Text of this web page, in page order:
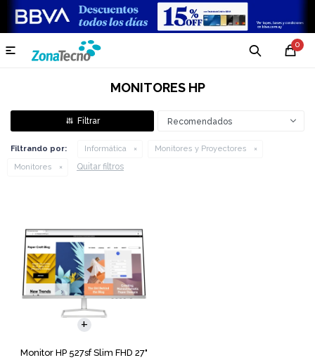
0

MONITORES HP
Recomendados
Filtrando por: Informática
Monitores y Proyectores
Monitores
Quitar filtros
Monitor HP 527sf Slim FHD 27"